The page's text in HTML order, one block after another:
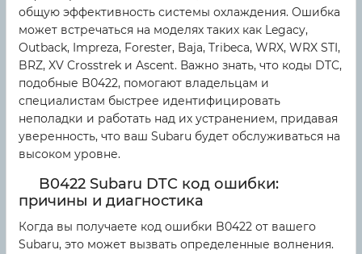
общую эффективность системы охлаждения. Ошибка
может встречаться на моделях таких как Legacy,
Outback, Impreza, Forester, Baja, Tribeca, WRX, WRX STI,
BRZ, XV Crosstrek и Ascent. Важно знать, что коды DTC,
подобные B0422, помогают владельцам и
специалистам быстрее идентифицировать
неполадки и работать над их устранением, придавая
уверенность, что ваш Subaru будет обслуживаться на
высоком уровне.
B0422 Subaru DTC код ошибки:
причины и диагностика
Когда вы получаете код ошибки B0422 от вашего
Subaru, это может вызвать определенные волнения.